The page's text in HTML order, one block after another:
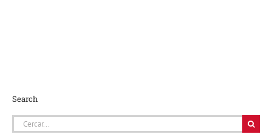
Search
Cerca
…